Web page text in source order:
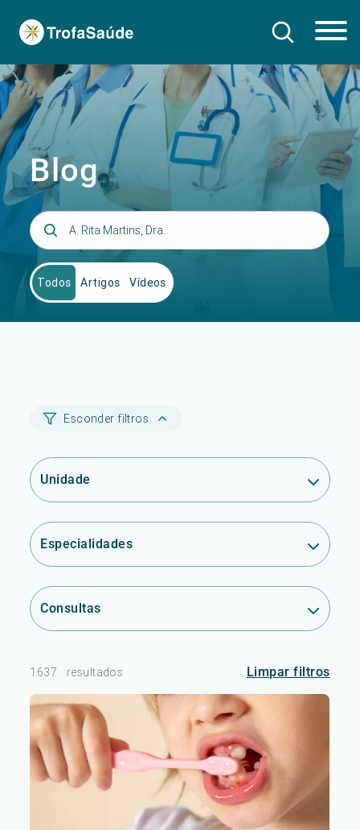
Blog
Todos Artigos Vídeos
Esconder filtros
Unidade
Especialidades
Consultas
1637 resultados Limpar filtros